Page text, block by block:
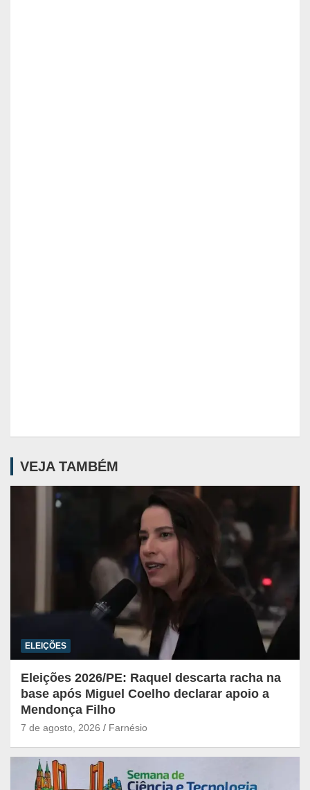
VEJA TAMBÉM
ELEIÇÕES
Eleições 2026/PE: Raquel descarta racha na
base após Miguel Coelho declarar apoio a
Mendonça Filho
7 de agosto, 2026 Farnésio